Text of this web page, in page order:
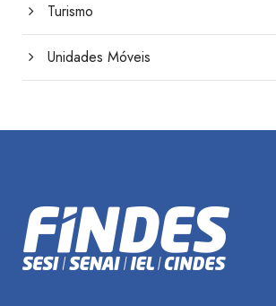
Turismo
Unidades Móveis